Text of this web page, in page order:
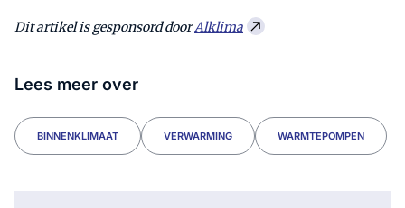
Dit artikel is gesponsord doorAlklima
Lees meer over
BINNENKLIMAAT VERWARMING WARMTEPOMPEN